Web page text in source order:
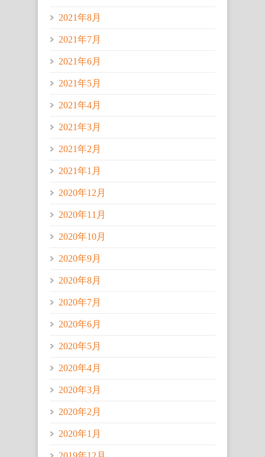
2021年8月
2021年7月
2021年6月
2021年5月
2021年4月
2021年3月
2021年2月
2021年1月
2020年12月
2020年11月
2020年10月
2020年9月
2020年8月
2020年7月
2020年6月
2020年5月
2020年4月
2020年3月
2020年2月
2020年1月